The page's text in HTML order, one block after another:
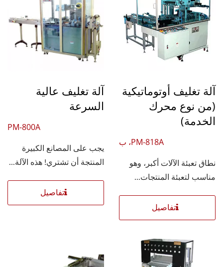
آلة تغليف أوتوماتيكية
(من نوع محرك
الخدمة)
PM-818A، ب
نطاق تعبئة الآلات أكبر، وهو
مناسب لتعبئة المنتجات...
تفاصيل
آلة تغليف عالية
السرعة
PM-800A
يجب على المصانع الكبيرة
المنتجة أن تشتري! هذه الآلة...
تفاصيل